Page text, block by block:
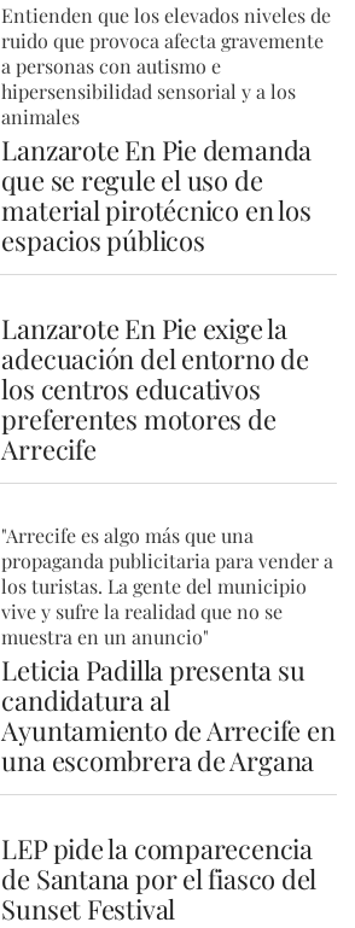
Entienden que los elevados niveles de
ruido que provoca afecta gravemente
a personas con autismo e
hipersensibilidad sensorial y a los
animales
Lanzarote En Pie demanda
que se regule el uso de
material pirotécnico en los
espacios públicos
Lanzarote En Pie exige la
adecuación del entorno de
los centros educativos
preferentes motores de
Arrecife
"Arrecife es algo más que una
propaganda publicitaria para vender a
los turistas. La gente del municipio
vive y sufre la realidad que no se
muestra en un anuncio"
Leticia Padilla presenta su
candidatura al
Ayuntamiento de Arrecife en
una escombrera de Argana
LEP pide la comparecencia
de Santana por el fiasco del
Sunset Festival